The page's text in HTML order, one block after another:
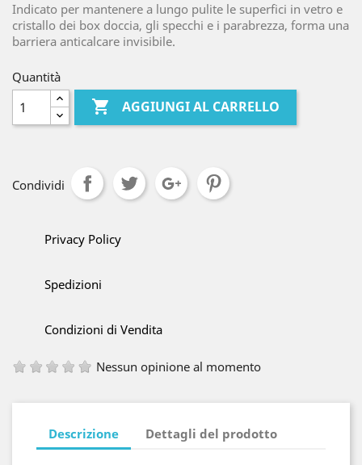
Indicato per mantenere a lungo pulite le superfici in vetro e
cristallo dei box doccia, gli specchi e i parabrezza, forma una
barriera anticalcare invisibile.
Quantità
 AGGIUNGI AL CARRELLO
Condividi
Privacy Policy
Spedizioni
Condizioni di Vendita
Nessun opinione al momento
Descrizione Dettagli del prodotto